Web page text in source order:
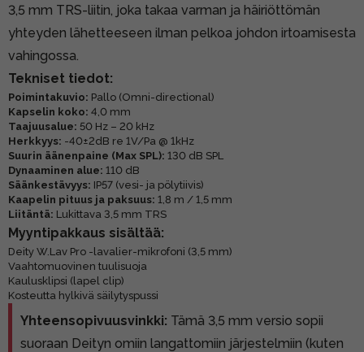
3,5 mm TRS-liitin, joka takaa varman ja häiriöttömän
yhteyden lähetteeseen ilman pelkoa johdon irtoamisesta
vahingossa.
Tekniset tiedot:
Poimintakuvio: Pallo (Omni-directional)
Kapselin koko: 4,0 mm
Taajuusalue: 50 Hz – 20 kHz
Herkkyys: -40±2dB re 1V/Pa @ 1kHz
Suurin äänenpaine (Max SPL): 130 dB SPL
Dynaaminen alue: 110 dB
Säänkestävyys: IP57 (vesi- ja pölytiivis)
Kaapelin pituus ja paksuus: 1,8 m / 1,5 mm
Liitäntä: Lukittava 3,5 mm TRS
Myyntipakkaus sisältää:
Deity W.Lav Pro -lavalier-mikrofoni (3,5 mm)
Vaahtomuovinen tuulisuoja
Kaulusklipsi (lapel clip)
Kosteutta hylkivä säilytyspussi
Yhteensopivuusvinkki: Tämä 3,5 mm versio sopii
suoraan Deityn omiin langattomiin järjestelmiin (kuten